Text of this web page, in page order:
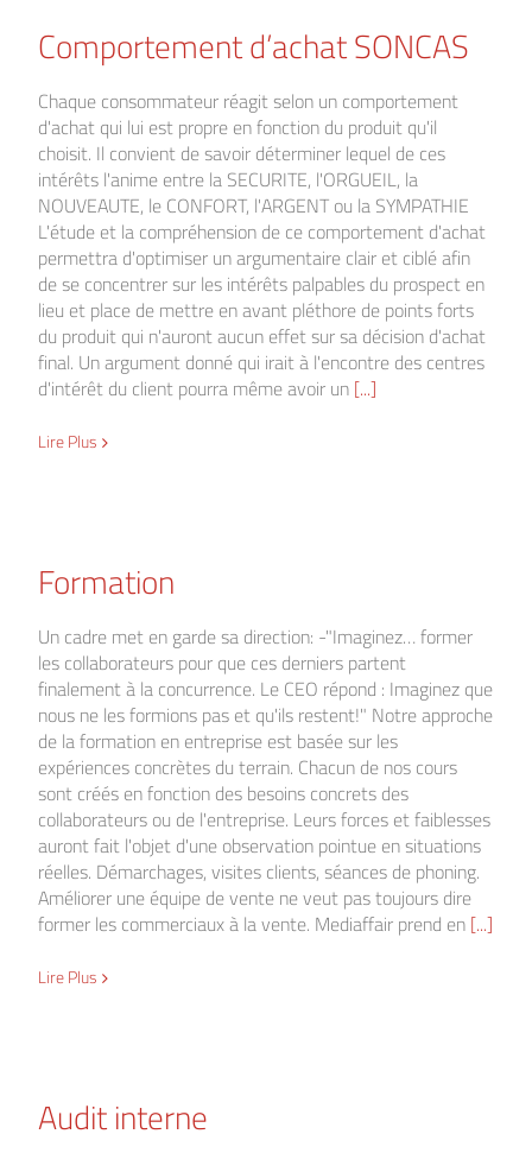
Comportement d’achat SONCAS
Chaque consommateur réagit selon un comportement
d'achat qui lui est propre en fonction du produit qu'il
choisit. Il convient de savoir déterminer lequel de ces
intérêts l'anime entre la SECURITE, l'ORGUEIL, la
NOUVEAUTE, le CONFORT, l'ARGENT ou la SYMPATHIE
L'étude et la compréhension de ce comportement d'achat
permettra d'optimiser un argumentaire clair et ciblé afin
de se concentrer sur les intérêts palpables du prospect en
lieu et place de mettre en avant pléthore de points forts
du produit qui n'auront aucun effet sur sa décision d'achat
final. Un argument donné qui irait à l'encontre des centres
d'intérêt du client pourra même avoir un[...]
Lire Plus
Formation
Un cadre met en garde sa direction: -"Imaginez… former
les collaborateurs pour que ces derniers partent
finalement à la concurrence. Le CEO répond : Imaginez que
nous ne les formions pas et qu'ils restent!" Notre approche
de la formation en entreprise est basée sur les
expériences concrètes du terrain. Chacun de nos cours
sont créés en fonction des besoins concrets des
collaborateurs ou de l'entreprise. Leurs forces et faiblesses
auront fait l'objet d'une observation pointue en situations
réelles. Démarchages, visites clients, séances de phoning.
Améliorer une équipe de vente ne veut pas toujours dire
former les commerciaux à la vente. Mediaffair prend en[...]
Lire Plus
Audit interne